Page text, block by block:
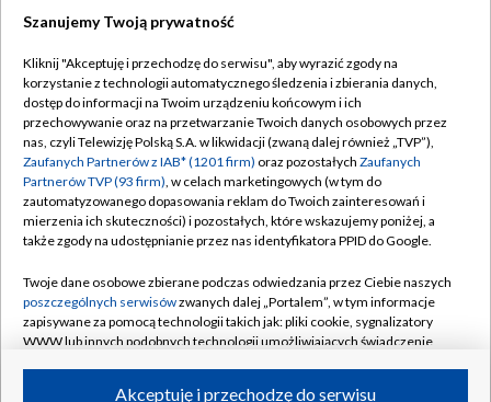
TVP
Abonament TVP
Emisja w TVP
Centrum informacji TVP
Naziemna Telewizja Cyfrowa
Rada Programowa
System NOS
Informacje o nadawcy
Regulamin TVP
Polityka prywatności
Moje zgody
Pomoc
Kontakt
Kanały
Szanujemy Twoją prywatność
Kliknij "Akceptuję i przechodzę do serwisu", aby wyrazić zgody na
korzystanie z technologii automatycznego śledzenia i zbierania danych,
dostęp do informacji na Twoim urządzeniu końcowym i ich
przechowywanie oraz na przetwarzanie Twoich danych osobowych przez
nas, czyli Telewizję Polską S.A. w likwidacji (zwaną dalej również „TVP”),
Zaufanych Partnerów z IAB* (1201 firm) oraz pozostałych Zaufanych
Partnerów TVP (93 firm), w celach marketingowych (w tym do
zautomatyzowanego dopasowania reklam do Twoich zainteresowań i
mierzenia ich skuteczności) i pozostałych, które wskazujemy poniżej, a
także zgody na udostępnianie przez nas identyfikatora PPID do Google.
Twoje dane osobowe zbierane podczas odwiedzania przez Ciebie naszych
poszczególnych serwisówzwanych dalej „Portalem”, w tym informacje
zapisywane za pomocą technologii takich jak: pliki cookie, sygnalizatory
WWW lub innych podobnych technologii umożliwiających świadczenie
Akceptuję i przechodzę do serwisu